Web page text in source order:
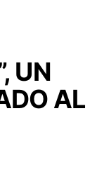
UN
AL